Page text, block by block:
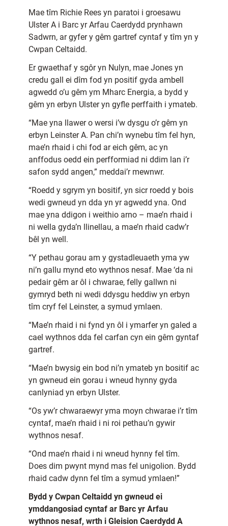
Mae tîm Richie Rees yn paratoi i groesawu
Ulster A i Barc yr Arfau Caerdydd prynhawn
Sadwrn, ar gyfer y gêm gartref cyntaf y tîm yn y
Cwpan Celtaidd.
Er gwaethaf y sgôr yn Nulyn, mae Jones yn
credu gall ei dîm fod yn positif gyda ambell
agwedd o’u gêm ym Mharc Energia, a bydd y
gêm yn erbyn Ulster yn gyfle perffaith i ymateb.
“Mae yna llawer o wersi i’w dysgu o’r gêm yn
erbyn Leinster A. Pan chi’n wynebu tîm fel hyn,
mae’n rhaid i chi fod ar eich gêm, ac yn
anffodus oedd ein perfformiad ni ddim lan i’r
safon sydd angen,” meddai’r mewnwr.
“Roedd y sgrym yn bositif, yn sicr roedd y bois
wedi gwneud yn dda yn yr agwedd yna. Ond
mae yna ddigon i weithio arno – mae’n rhaid i
ni wella gyda’n llinellau, a mae’n rhaid cadw’r
bêl yn well.
“Y pethau gorau am y gystadleuaeth yma yw
ni’n gallu mynd eto wythnos nesaf. Mae ‘da ni
pedair gêm ar ôl i chwarae, felly gallwn ni
gymryd beth ni wedi ddysgu heddiw yn erbyn
tîm cryf fel Leinster, a symud ymlaen.
“Mae’n rhaid i ni fynd yn ôl i ymarfer yn galed a
cael wythnos dda fel carfan cyn ein gêm gyntaf
gartref.
“Mae’n bwysig ein bod ni’n ymateb yn bositif ac
yn gwneud ein gorau i wneud hynny gyda
canlyniad yn erbyn Ulster.
“Os yw’r chwaraewyr yma moyn chwarae i’r tîm
cyntaf, mae’n rhaid i ni roi pethau’n gywir
wythnos nesaf.
“Ond mae’n rhaid i ni wneud hynny fel tîm.
Does dim pwynt mynd mas fel unigolion. Bydd
rhaid cadw dynn fel tîm a symud ymlaen!”
Bydd y Cwpan Celtaidd yn gwneud ei
ymddangosiad cyntaf ar Barc yr Arfau
wythnos nesaf, wrth i Gleision Caerdydd A